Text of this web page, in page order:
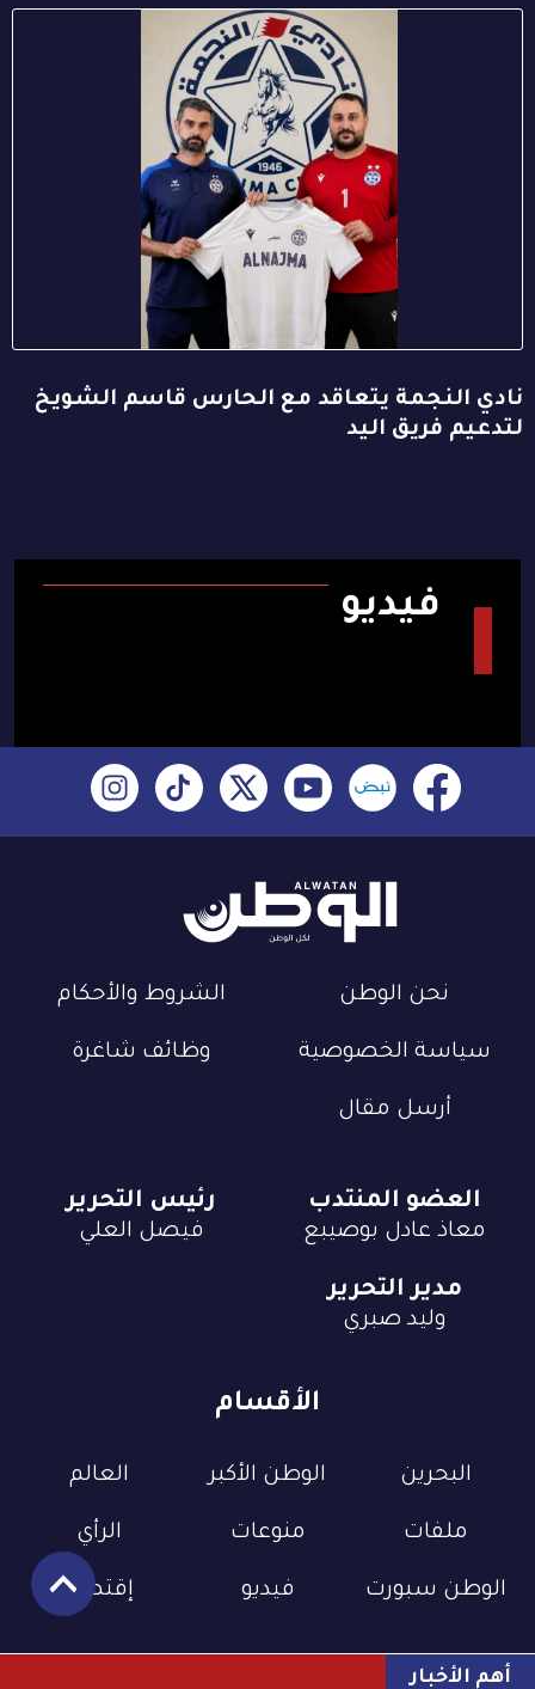
نادي النجمة يتعاقد مع الحارس قاسم الشويخ
لتدعيم فريق اليد
فيديو
أهم الأخبار
نحن الوطن الشروط والأحكام
سياسة الخصوصية وظائف شاغرة
أرسل مقال
الأقسام
البحرين الوطن الأكبر العالم
ملفات منوعات الرأي
الوطن سبورت فيديو إقتصاد
العضو المنتدب
معاذ عادل بوصيبع
رئيس التحرير
فيصل العلي
مدير التحرير
وليد صبري